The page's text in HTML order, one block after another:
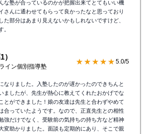
な塾が合っているのかが把握出来てとてもいい機
さんに通わせてもらって良かったなと思っており
た部分はあまり見えないかもしれないですけど、
。
イン個別指導塾
★★★★★ 5.0/5
なりました。入塾したのが遅かったのできちんと
ましたが、先生が熱心に教えてくれたおかげでな
とができました！娘の友達は先生と合わずやめて
合っていたようです。なので、正直先生との相性
強だけでなく、受験前の気持ちの持ち方など精神
変助かりました。面談も定期的にあり、そこで親